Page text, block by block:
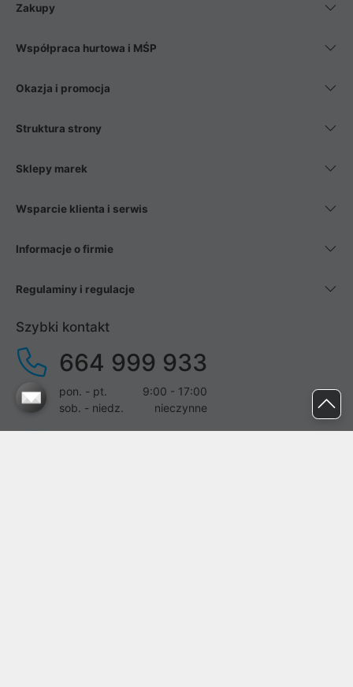
Zakupy
Współpraca hurtowa i MŚP
Okazja i promocja
Struktura strony
Sklepy marek
Wsparcie klienta i serwis
Informacje o firmie
Regulaminy i regulacje
Szybki kontakt
664 999 933
pon. - pt.
9:00 - 17:00
sob. - niedz.
nieczynne